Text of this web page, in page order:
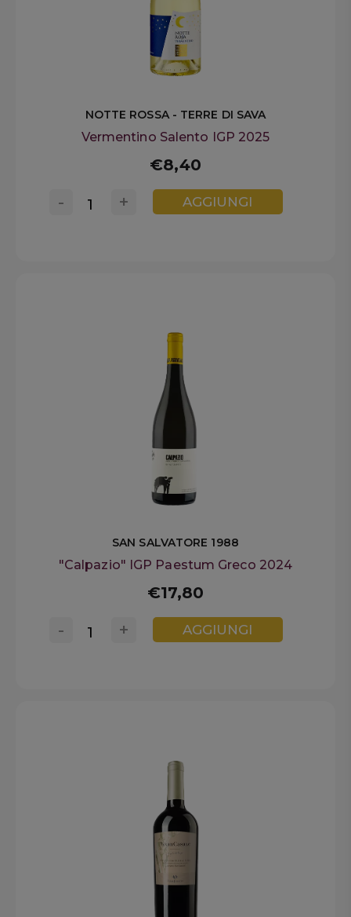
NOTTE ROSSA - TERRE DI SAVA
Vermentino Salento IGP 2025
€8,40
+
- AGGIUNGI
SAN SALVATORE 1988
"Calpazio" IGP Paestum Greco 2024
€17,80
+
- AGGIUNGI